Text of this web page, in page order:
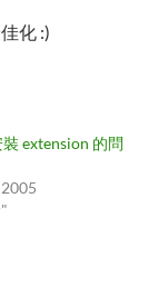
化 :)
extension 的問